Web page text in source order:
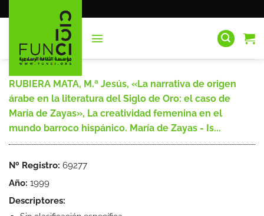
al
RUBIERA MATA, M.ª Jesús, «La narrativa de origen
árabe en la literatura del Siglo de Oro: el caso de
María de Zayas», La creatividad femenina en el
mundo barroco hispánico. María de Zayas - Is...
Nº Registro: 69277
Año: 1999
Descriptores: